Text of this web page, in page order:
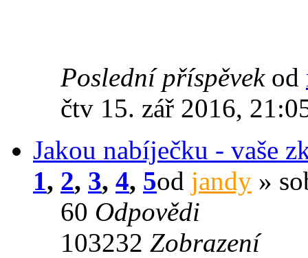
Poslední příspěvek od
čtv 15. zář 2016,
Jakou nabíječku - vaše
1, 2, 3, 4, 5od jandy »
60 Odpovědi
103232 Zobrazení